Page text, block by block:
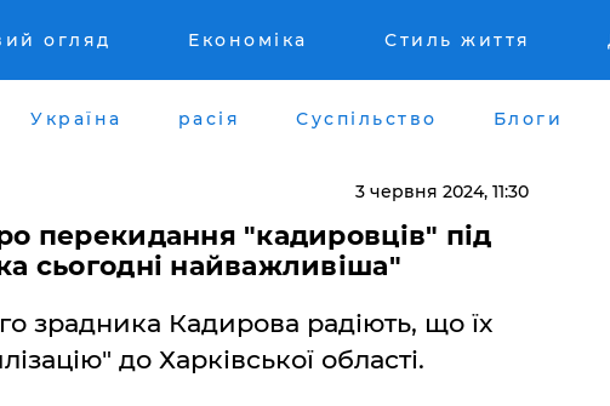
огляд Економіка Стиль життя
Україна расія Суспільство Блоги
3 червня 2024, 11:30
перекидання "кадировців" під
сьогодні найважливіша"
зрадника Кадирова радіють, що їх
до Харківської області.